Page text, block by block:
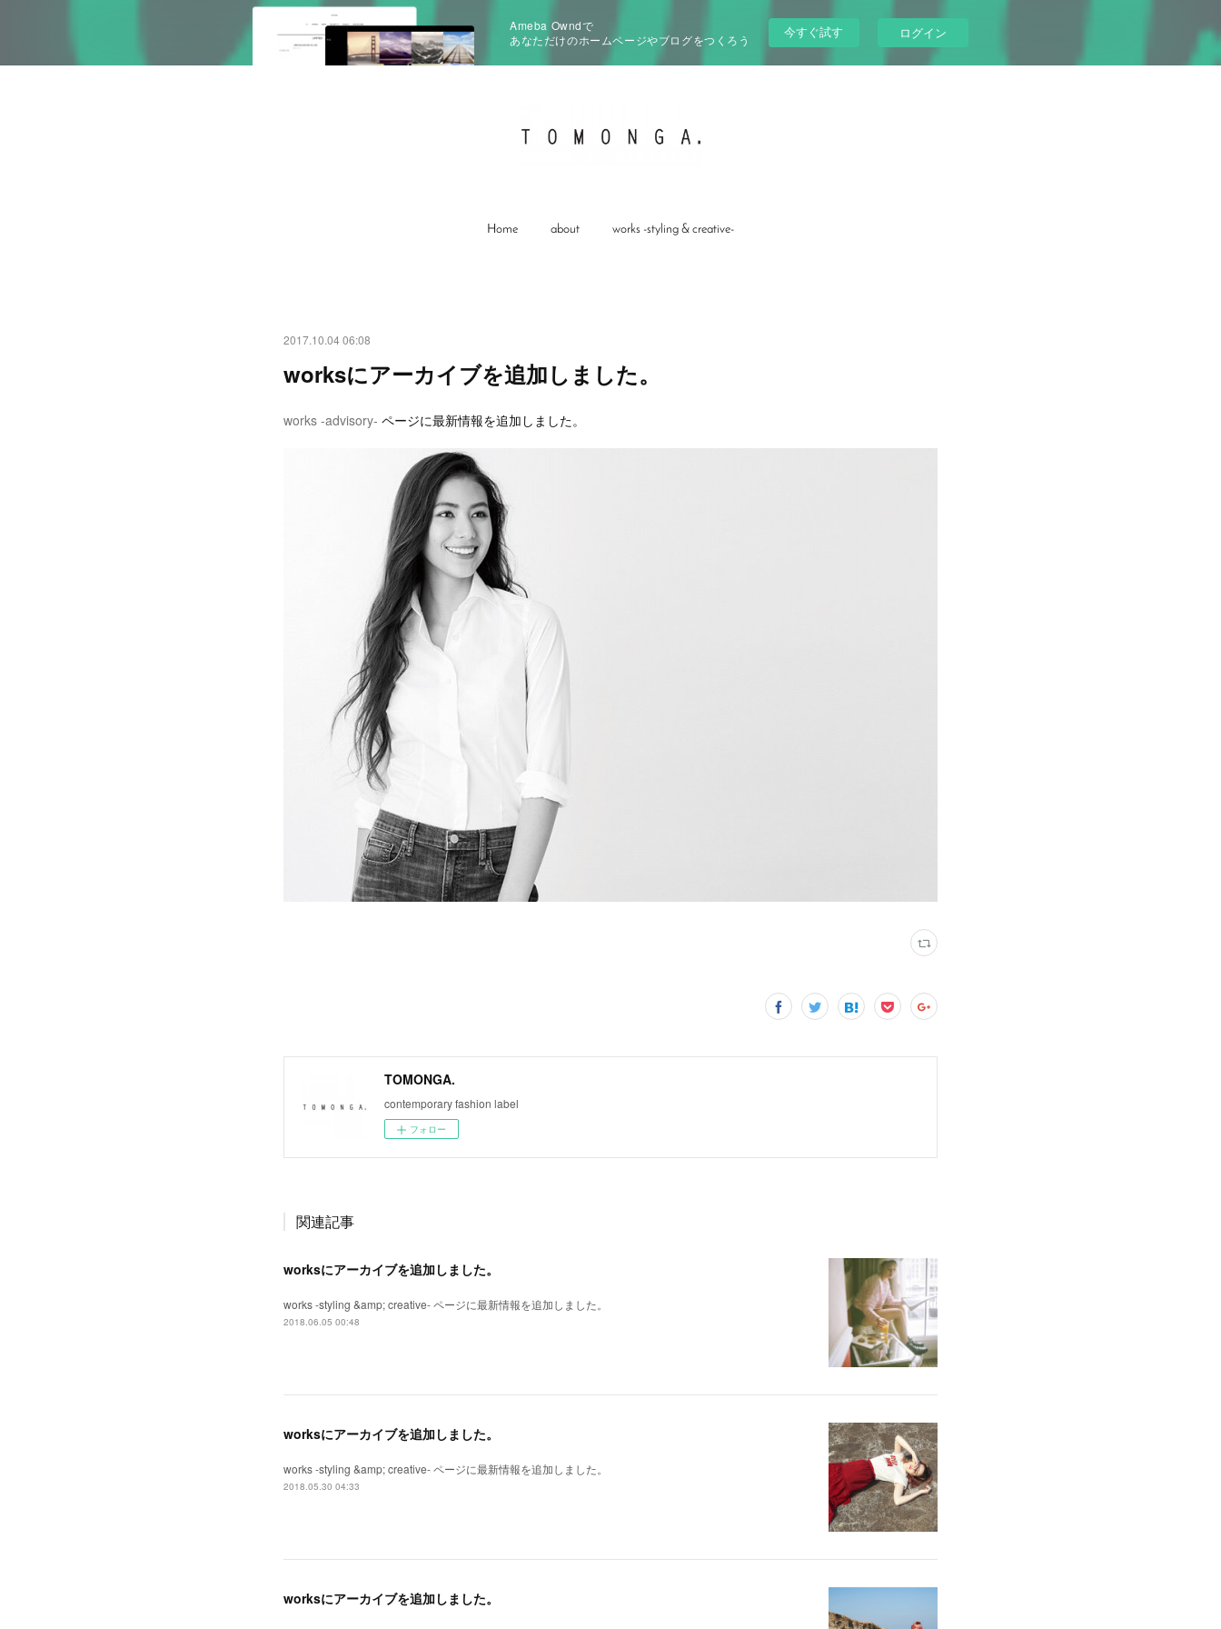
Ameba Owndで
あなただけのホームページやブログをつくろう
今すぐ試す ログイン
Home about works -styling & creative-
2017.10.04 06:08
worksにアーカイブを追加しました。
works -advisory- ページに最新情報を追加しました。
TOMONGA.
contemporary fashion label
フォロー
関連記事
worksにアーカイブを追加しました。
works -styling &amp; creative- ページに最新情報を追加しました。
2018.06.05 00:48
worksにアーカイブを追加しました。
works -styling &amp; creative- ページに最新情報を追加しました。
2018.05.30 04:33
worksにアーカイブを追加しました。